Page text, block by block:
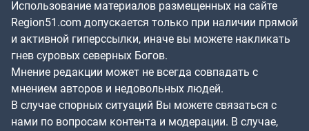
Использование материалов размещенных на сайте
Region51.com допускается только при наличии прямой
и активной гиперссылки, иначе вы можете накликать
гнев суровых северных Богов.
Мнение редакции может не всегда совпадать с
мнением авторов и недовольных людей.
В случае спорных ситуаций Вы можете связаться с
нами по вопросам контента и модерации. В случае,